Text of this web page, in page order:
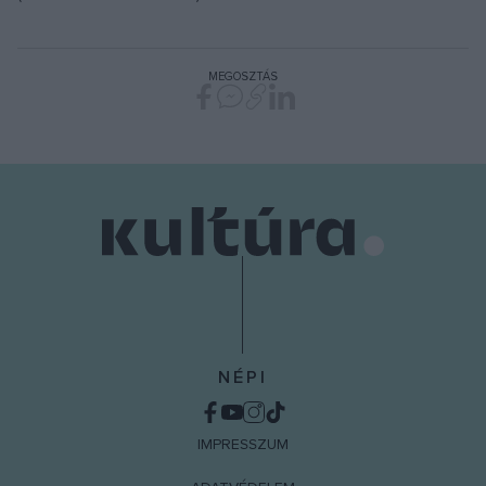
MEGOSZTÁS
NÉPI
IMPRESSZUM